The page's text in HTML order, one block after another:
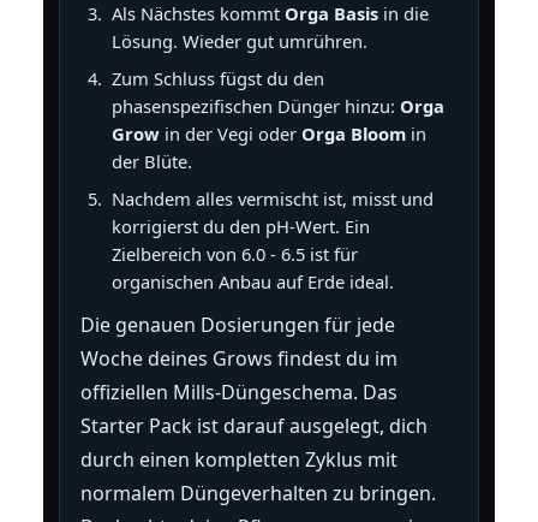
Als Nächstes kommt Orga Basisin die
Lösung. Wieder gut umrühren.
Zum Schluss fügst du den
phasenspezifischen Dünger hinzu: Orga
Growin der Vegi oder Orga Bloomin
der Blüte.
Nachdem alles vermischt ist, misst und
korrigierst du den pH-Wert. Ein
Zielbereich von 6.0 - 6.5 ist für
organischen Anbau auf Erde ideal.
Die genauen Dosierungen für jede
Woche deines Grows findest du im
offiziellen Mills-Düngeschema. Das
Starter Pack ist darauf ausgelegt, dich
durch einen kompletten Zyklus mit
normalem Düngeverhalten zu bringen.